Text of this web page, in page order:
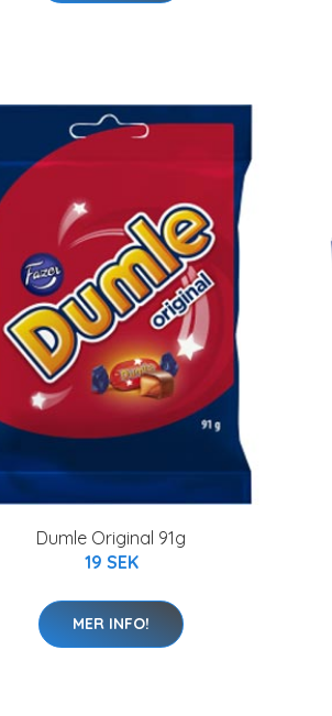
Dumle Original 91g
19 SEK
MER INFO!